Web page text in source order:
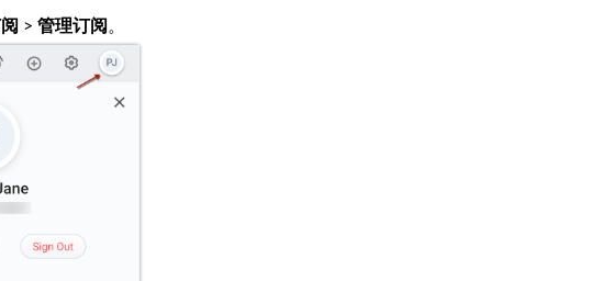
> 管理订阅。